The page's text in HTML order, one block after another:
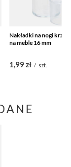
Nakładki na nogi
na meble 16 mm
1,99 zł / szt.